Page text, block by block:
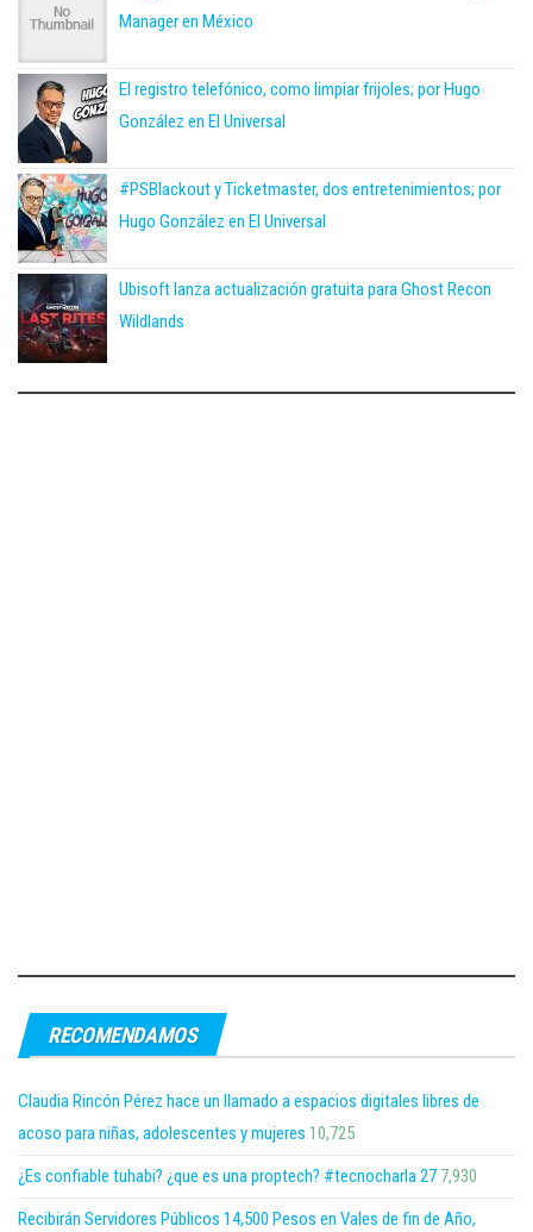
Manager en México
El registro telefónico, como limpiar frijoles; por Hugo
González en El Universal
#PSBlackout y Ticketmaster, dos entretenimientos; por
Hugo González en El Universal
Ubisoft lanza actualización gratuita para Ghost Recon
Wildlands
RECOMENDAMOS
Claudia Rincón Pérez hace un llamado a espacios digitales libres de
acoso para niñas, adolescentes y mujeres 10,725
¿Es confiable tuhabi? ¿que es una proptech? #tecnocharla 27 7,930
Recibirán Servidores Públicos 14,500 Pesos en Vales de fin de Año,